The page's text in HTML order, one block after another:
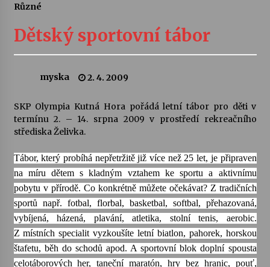
Sukuba Ensemble
4. 8. 2026
Vernisáž výstavy Josefíny Duškové: Stávám se
kapkou
Pozvánka na integrační festival Quijotova
šedesátka: 28. 7.–1. 8. 2026
28. 7. 2026
Letní koncerty ve Stromovce: Kolchoz a
Jenakaši
28. 7. 2026
Různé
Dětský sportovní tábor
myska 2. 4. 2009
SKP Olympia Kutná Hora pořádá letní tábor pro děti v
termínu 2. – 14. srpna 2009 v prostředí rekreačního
střediska Želivka.
Tábor, který probíhá nepřetržitě již více než 25 let, je připraven
na míru dětem s kladným vztahem ke sportu a aktivnímu
pobytu v přírodě. Co konkrétně můžete očekávat? Z tradičních
sportů např. fotbal, florbal, basketbal, softbal, přehazovaná,
vybíjená, házená, plavání, atletika, stolní tenis, aerobic.
Z místních specialit vyzkoušíte letní biatlon, pahorek, horskou
štafetu, běh do schodů apod. A sportovní blok doplní spousta
celotáborových her, taneční maratón, hry bez hranic, pouť,